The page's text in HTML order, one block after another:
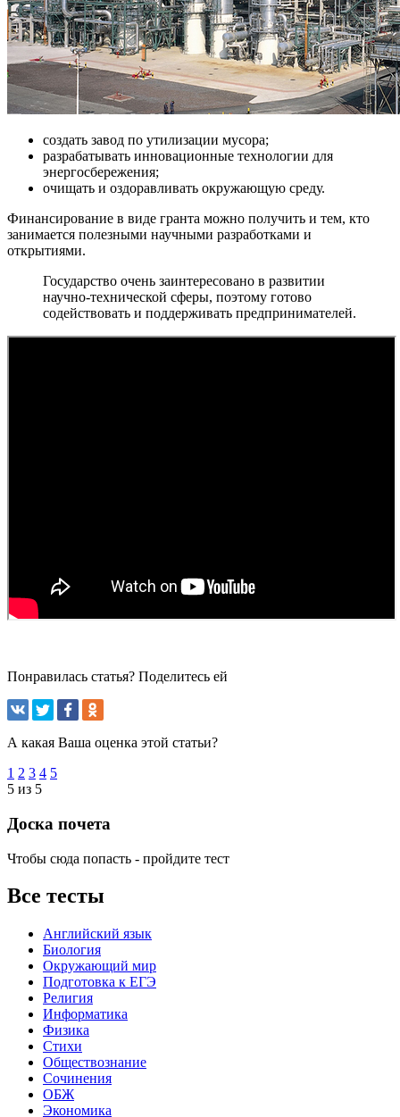
создать завод по утилизации мусора;
разрабатывать инновационные технологии для
энергосбережения;
очищать и оздоравливать окружающую среду.
Финансирование в виде гранта можно получить и тем, кто
занимается полезными научными разработками и
открытиями.
Государство очень заинтересовано в развитии
научно-технической сферы, поэтому готово
содействовать и поддерживать предпринимателей.
Понравилась статья? Поделитесь ей
А какая Ваша оценка этой статьи?
1 2 3 4 5
5 из 5
Доска почета
Чтобы сюда попасть - пройдите тест
Все тесты
Английский язык
Биология
Окружающий мир
Подготовка к ЕГЭ
Религия
Информатика
Физика
Стихи
Обществознание
Сочинения
ОБЖ
Экономика